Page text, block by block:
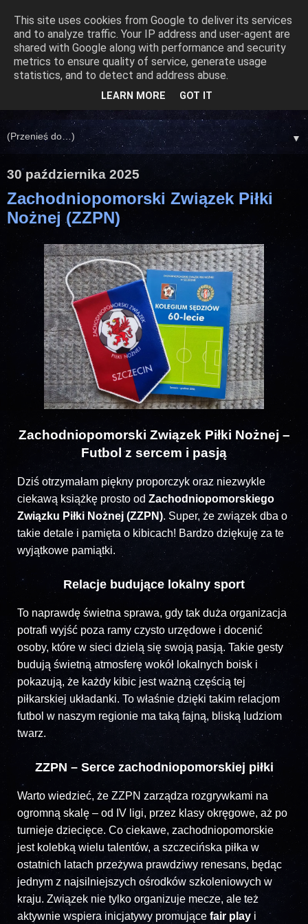
▼
30 października 2025
Zachodniopomorski Związek Piłki
Nożnej (ZZPN)
Zachodniopomorski Związek Piłki Nożnej –
Futbol z sercem i pasją
Dziś otrzymałam piękny proporczyk oraz niezwykle
ciekawą książkę prosto od Zachodniopomorskiego
Związku Piłki Nożnej (ZZPN). Super, że związek dba o
takie detale i pamięta o kibicach! Bardzo dziękuję za te
wyjątkowe pamiątki.
Relacje budujące lokalny sport
To naprawdę świetna sprawa, gdy tak duża organizacja
potrafi wyjść poza ramy czysto urzędowe i docenić
osoby, które w sieci dzielą się swoją pasją. Takie gesty
budują świetną atmosferę wokół lokalnych boisk i
pokazują, że każdy kibic jest ważną częścią tej
piłkarskiej układanki. To właśnie dzięki takim relacjom
futbol w naszym regionie ma taką fajną, bliską ludziom
twarz.
ZZPN – Serce zachodniopomorskiej piłki
Warto wiedzieć, że ZZPN zarządza rozgrywkami na
ogromną skalę – od IV ligi, przez klasy okręgowe, aż po
turnieje dziecięce. Co ciekawe, zachodniopomorskie
jest kolebką wielu talentów, a szczecińska piłka w
ostatnich latach przeżywa prawdziwy renesans, będąc
jednym z najsilniejszych ośrodków szkoleniowych w
kraju. Związek nie tylko organizuje mecze, ale też
aktywnie wspiera inicjatywy promujące fair playi
This site uses cookies from Google to deliver its services
and to analyze traffic. Your IP address and user-agent are
shared with Google along with performance and security
metrics to ensure quality of service, generate usage
statistics, and to detect and address abuse.
LEARN MORE GOT IT